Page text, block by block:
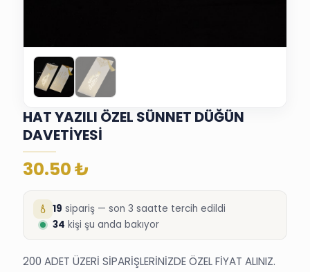
HAT YAZILI ÖZEL SÜNNET DÜĞÜN
DAVETİYESİ
30.50₺
19 sipariş — son 3 saatte tercih edildi
35 kişi şu anda bakıyor
200 ADET ÜZERİ SİPARİŞLERİNİZDE ÖZEL FİYAT ALINIZ.